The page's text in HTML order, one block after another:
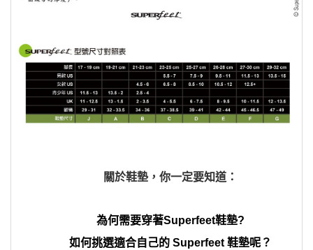
關於鞋墊，你一定要知道：
為何需要穿著Superfeet鞋墊?
如何挑選適合自己的 Superfeet 鞋墊呢？